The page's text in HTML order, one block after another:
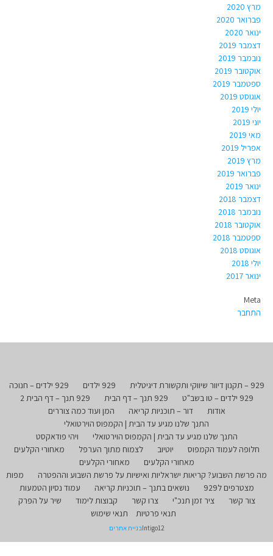
מרץ 2020
פברואר 2020
ינואר 2020
דצמבר 2019
נובמבר 2019
אוקטובר 2019
ספטמבר 2019
אוגוסט 2019
יולי 2019
יוני 2019
מאי 2019
אפריל 2019
מרץ 2019
פברואר 2019
ינואר 2019
דצמבר 2018
נובמבר 2018
אוקטובר 2018
ספטמבר 2018
אוגוסט 2018
יולי 2018
ינואר 2017
Meta
התחבר
929 – תקנון דיוור שיווקי ותקשורת דיגיטלית 929 ילדים
929 ילדים – חנוכה
929 ילדים – טו בשב"ט
929 תנך – דף הבית
929 תנך – דף הבית 2
אודות
דור – תוכניות קריאה
המן ועוד כמה צוררים
התנך שלנו מגיע עד הבית | הקמפוס הוירטואלי
התנך שלנו מגיע עד הבית | הקמפוס הוירטואלי
ויהי פודאקסט
חלופה לעמוד הקמפוס
יוטיוב לצמוח מתוך הערפל
מאחורי הקלעים
מאחורי הקלעים
מאחורי הקלעים
מה פרשת השבוע? קריאות ישראליות ואישיות על פרשת השבוע וההפטרה
מפות
מצטרפים ל929
נושאים בתנך – תוכניות קריאה
עמוד נסיון הטמעות
צור קשר
ציר זמן תנכ"י צרו קשר קבוצות לימוד
שיר על הפרק
תנאי פרטיות
תנאי שימוש
Intigo12בניית אתרים